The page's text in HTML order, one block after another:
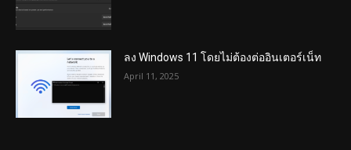
ลง Windows 11 โดยไม่ต้องต่ออินเตอร์เน็ท
April 11, 2025